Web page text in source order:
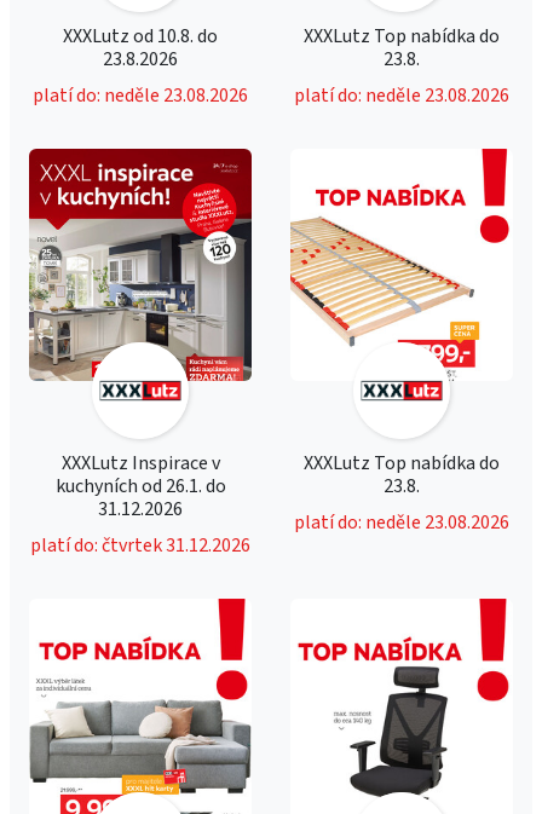
XXXLutz od 10.8. do
23.8.2026
platí do: neděle 23.08.2026
XXXLutz Top nabídka do
23.8.
platí do: neděle 23.08.2026
XXXLutz Inspirace v
kuchyních od 26.1. do
31.12.2026
platí do: čtvrtek 31.12.2026
XXXLutz Top nabídka do
23.8.
platí do: neděle 23.08.2026